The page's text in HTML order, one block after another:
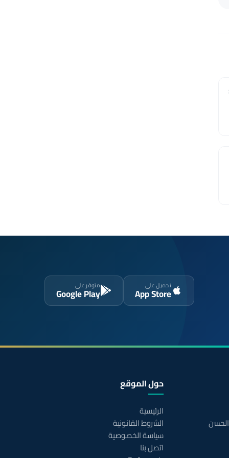
تحميل على
App Store
متوفر على
Google Play
حول الموقع
الرئيسية
الشروط القانونية
سياسة الخصوصية
اتصل بنا